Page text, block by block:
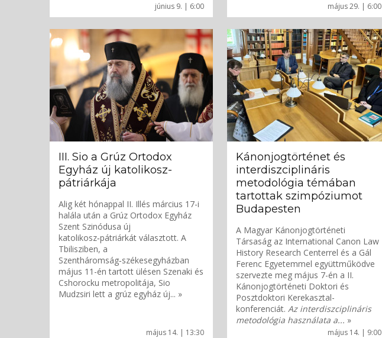
június 9. | 6:00 május 29. | 6:00
május 14. | 13:30
III. Sio a Grúz Ortodox
Egyház új katolikosz-
pátriárkája
Alig két hónappal II. Illés március 17-i
halála után a Grúz Ortodox Egyház
Szent Szinódusa új
katolikosz‑pátriárkát választott. A
Tbilisziben, a
Szentháromság‑székesegyházban
május 11-én tartott ülésen Szenaki és
Cshorocku metropolitája, Sio
Mudzsiri lett a grúz egyház új... »
május 14. | 9:00
Kánonjogtörténet és
interdiszciplináris
metodológia témában
tartottak szimpóziumot
Budapesten
A Magyar Kánonjogtörténeti
Társaság az International Canon Law
History Research Centerrel és a Gál
Ferenc Egyetemmel együttműködve
szervezte meg május 7-én a II.
Kánonjogtörténeti Doktori és
Posztdoktori Kerekasztal-
konferenciát. Az interdiszciplináris
metodológia használata a... »